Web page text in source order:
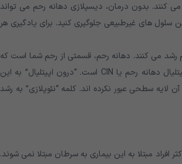
بدون درمان، دیسپلازی دهانه رحم می تواند
های غیرطبیعی جلوگیری کنید. برای یادگیری هر
می کنند. دهانه رحم، قسمتی از رحم شما است که
به قسمت بالایی واژن شما متصل می شود. نام دیگر دیسپلازی دهانه رحم، نئوپلازی داخل اپیتلیال دهانه رحم یا CIN است. “درون اپیتلیال” به این
سطحی عبور نکرده اند. کلمه “نئوپلازی” به رشد
مبتلا به این بیماری به سرطان مبتلا نمی شوند.